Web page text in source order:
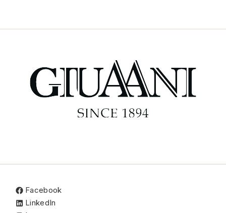
Facebook
LinkedIn